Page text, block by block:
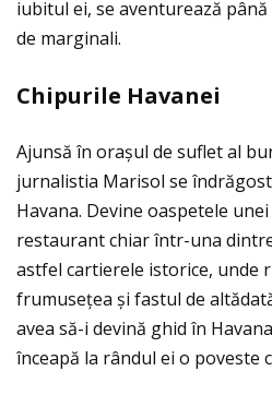
iubitul ei, se aventurează
de marginali.
Chipurile Havanei
Ajunsă în orașul de suflet al
jurnalistia Marisol se
Havana. Devine oaspetele
restaurant chiar într-una
astfel cartierele istorice, unde
frumuseţea și fastul de
avea să-i devină ghid în
înceapă la rândul ei o poveste